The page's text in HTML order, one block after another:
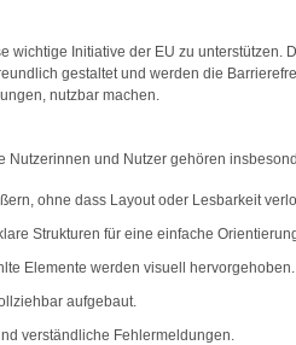
wichtige Initiative der EU zu unterstützen.
gestaltet und werden die
nutzbar machen.
Nutzerinnen und Nutzer gehören
ohne dass Layout oder Lesbarkeit
Strukturen für eine einfache
Elemente werden visuell hervorgehoben.
aufgebaut.
verständliche Fehlermeldungen.